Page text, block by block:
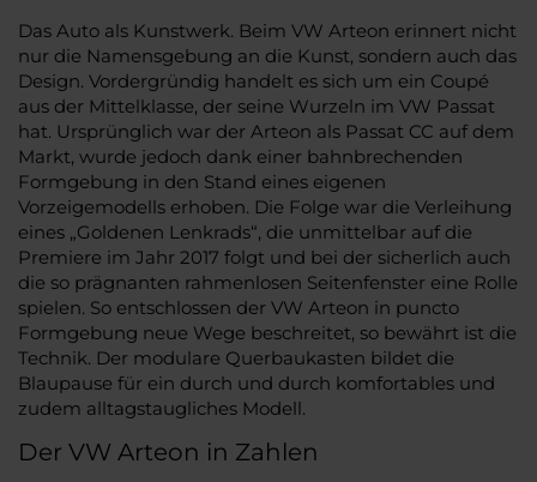
Das Auto als Kunstwerk. Beim VW Arteon erinnert nicht
nur die Namensgebung an die Kunst, sondern auch das
Design. Vordergründig handelt es sich um ein Coupé
aus der Mittelklasse, der seine Wurzeln im VW Passat
hat. Ursprünglich war der Arteon als Passat CC auf dem
Markt, wurde jedoch dank einer bahnbrechenden
Formgebung in den Stand eines eigenen
Vorzeigemodells erhoben. Die Folge war die Verleihung
eines „Goldenen Lenkrads“, die unmittelbar auf die
Premiere im Jahr 2017 folgt und bei der sicherlich auch
die so prägnanten rahmenlosen Seitenfenster eine Rolle
spielen. So entschlossen der VW Arteon in puncto
Formgebung neue Wege beschreitet, so bewährt ist die
Technik. Der modulare Querbaukasten bildet die
Blaupause für ein durch und durch komfortables und
zudem alltagstaugliches Modell.
Der VW Arteon in Zahlen